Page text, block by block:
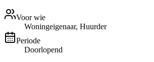
Voor wie
Woningeigenaar, Huurder
Periode
Doorlopend